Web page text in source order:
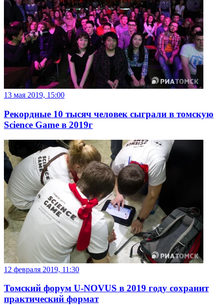
13 мая 2019, 15:00
Рекордные 10 тысяч человек сыграли в томскую
Science Game в 2019г
12 февраля 2019, 11:30
Томский форум U-NOVUS в 2019 году сохранит
практический формат